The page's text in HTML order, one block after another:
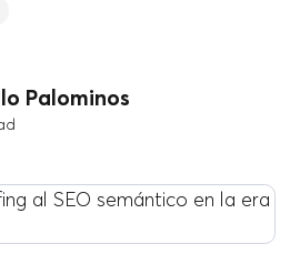
Palominos